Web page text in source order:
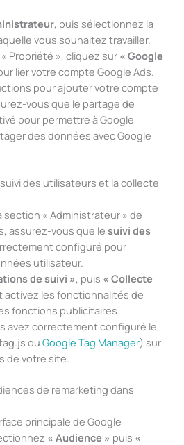
, puis sélectionnez la
vous souhaitez travailler.
Propriété », cliquez sur « Google
lier votre compte Google Ads.
pour ajouter votre compte
vous que le partage de
pour permettre à Google
des données avec Google
des utilisateurs et la collecte
section « Administrateur » de
assurez-vous que le suivi des
configuré pour
utilisateur.
de suivi », puis « Collecte
activez les fonctionnalités de
fonctions publicitaires.
avez correctement configuré le
ou Google Tag Manager) sur
de votre site.
de remarketing dans
principale de Google
« Audience » puis «